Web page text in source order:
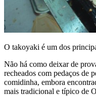
O takoyaki é um dos
Não há como deixar de
recheados com pedaços de
comidinha, embora
mais tradicional e típico de